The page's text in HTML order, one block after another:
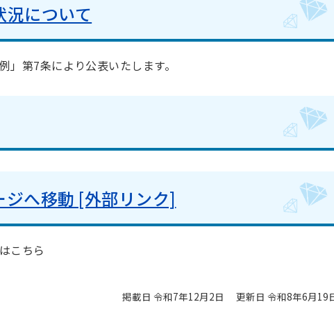
について
」第7条により公表いたします。
へ移動 [外部リンク]
こちら
掲載日 令和7年12月2日 更新日 令和8年6月19